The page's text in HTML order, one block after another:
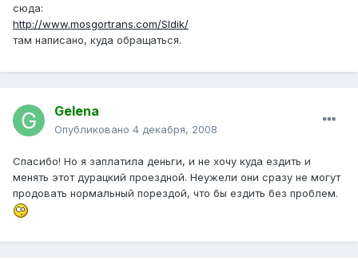
сюда:
http://www.mosgortrans.com/Sldik/
там написано, куда обращаться.
Gelena
Опубликовано 4 декабря, 2008
Спасибо! Но я заплатила деньги, и не хочу куда ездить и
менять этот дурацкий проездной. Неужели они сразу не могут
продовать нормальный порездой, что бы ездить без проблем.